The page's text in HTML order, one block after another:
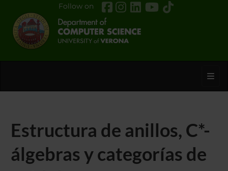
Follow on
Estructura de anillos, C*-
álgebras y categorías de